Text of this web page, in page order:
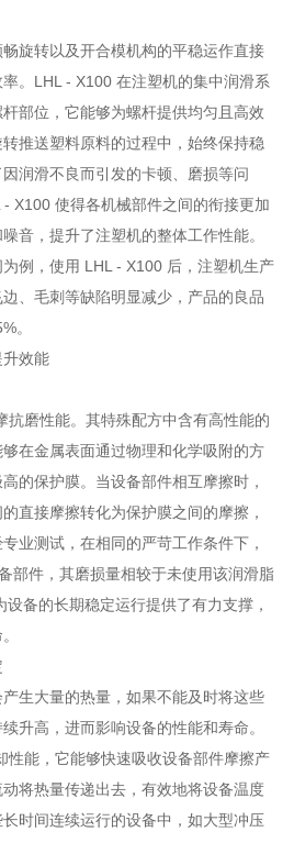
旋转以及开合模机构的平稳运作直接
。LHL - X100 在注塑机的集中润滑系
部位，它能够为螺杆提供均匀且高效
推送塑料原料的过程中，始终保持稳
润滑不良而引发的卡顿、磨损等问
X100 使得各机械部件之间的衔接更加
音，提升了注塑机的整体工作性能。
例，使用 LHL - X100 后，注塑机生产
、毛刺等缺陷明显减少，产品的良品
。
效能
抗磨性能。其特殊配方中含有高性能的
在金属表面通过物理和化学吸附的方
的保护膜。当设备部件相互摩擦时，
直接摩擦转化为保护膜之间的摩擦，
业测试，在相同的严苛工作条件下，
部件，其磨损量相较于未使用该润滑脂
备的长期稳定运行提供了有力支撑，
生大量的热量，如果不能及时将这些
升高，进而影响设备的性能和寿命。
性能，它能够快速吸收设备部件摩擦产
将热量传递出去，有效地将设备温度
时间连续运行的设备中，如大型冲压